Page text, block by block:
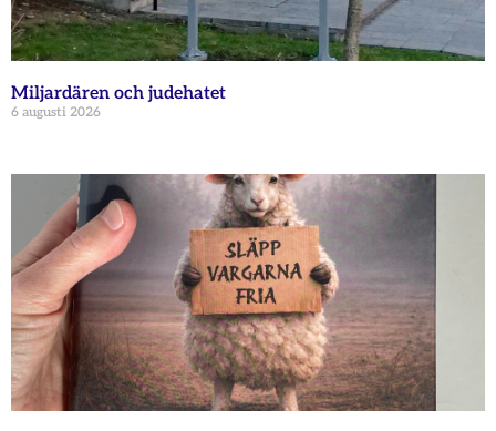
Miljardären och judehatet
6 augusti 2026